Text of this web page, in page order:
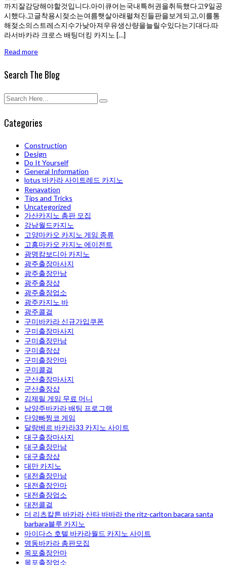
까지잘감당해야할것입니다.아이큐어는국내특허권을취득했다고9일공
시했다.고글착용시젖소는여름햇살아래펼쳐진들판을보게되고,이를통
해젖소의스트레스지수가낮아져우유생산량을늘릴수있다는기대다.따
라서바카라 크로스 배팅더킹 카지노 […]
Read more
Search The Blog
Categories
Construction
Design
Do It Yourself
General Information
lotus 바카라 사이트레드 카지노
Renavation
Tips and Tricks
Uncategorized
가산카지노 총판 모집
강남월드카지노
고양마카오 카지노 게임 종류
고흥마카오 카지노 에이전트
광명캄보디아 카지노
광주출장마사지
광주출장만남
광주 출장샵
광주출장업소
광주카지노 바
광주콜걸
구미바카라 신규가입쿠폰
구미출장마사지
구미출장만남
구미 출장샵
구미출장안마
구미콜걸
군산출장마사지
군산 출장샵
김제릴 게임 무료 머니
남양주바카라 배팅 프로그램
단양빠찡코 게임
달랑베르 바카라33 카지노 사이트
대구출장마사지
대구출장만남
대구 출장샵
대만 카지노
대전출장만남
대전출장안마
대전출장업소
대전콜걸
더 리츠칼튼 바카라 산타 바바라 the ritz-carlton bacara santa
barbara블루 카지노
마이다스 호텔 바카라월드 카지노 사이트
명동바카라 총판모집
목포출장안마
목포출장업소